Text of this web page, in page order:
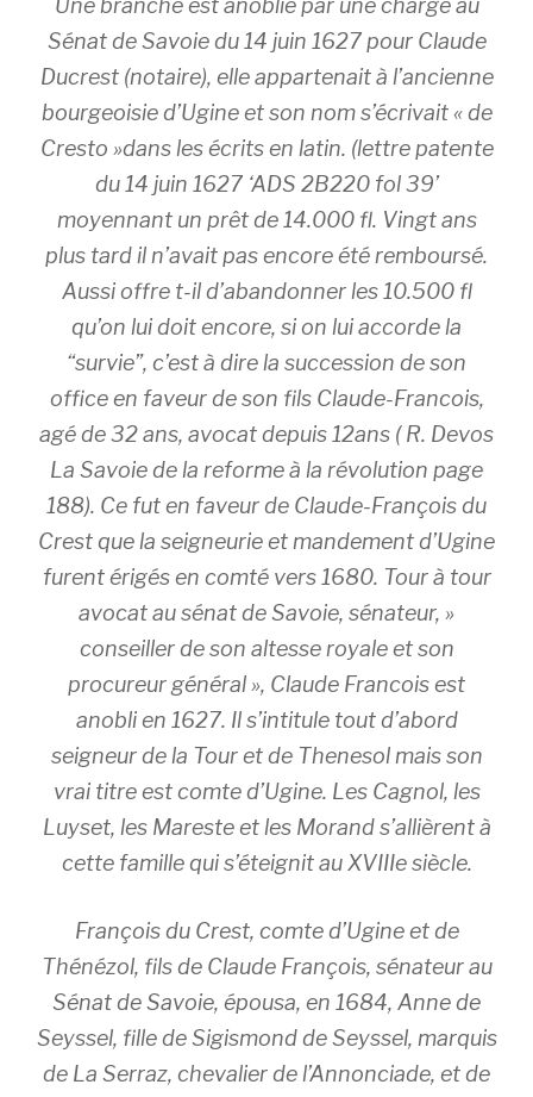
Une branche est anoblie par une charge au
Sénat de Savoie du 14 juin 1627 pour Claude
Ducrest (notaire), elle appartenait à l’ancienne
bourgeoisie d’Ugine et son nom s’écrivait « de
Cresto »dans les écrits en latin. (lettre patente
du 14 juin 1627 ‘ADS 2B220 fol 39’
moyennant un prêt de 14.000 fl. Vingt ans
plus tard il n’avait pas encore été remboursé.
Aussi offre t-il d’abandonner les 10.500 fl
qu’on lui doit encore, si on lui accorde la
“survie”, c’est à dire la succession de son
office en faveur de son fils Claude-Francois,
agé de 32 ans, avocat depuis 12ans ( R. Devos
La Savoie de la reforme à la révolution page
188). Ce fut en faveur de Claude-François du
Crest que la seigneurie et mandement d’Ugine
furent érigés en comté vers 1680. Tour à tour
avocat au sénat de Savoie, sénateur, »
conseiller de son altesse royale et son
procureur général », Claude Francois est
anobli en 1627. Il s’intitule tout d’abord
seigneur de la Tour et de Thenesol mais son
vrai titre est comte d’Ugine. Les Cagnol, les
Luyset, les Mareste et les Morand s’allièrent à
cette famille qui s’éteignit au XVIIIe siècle.
François du Crest, comte d’Ugine et de
Thénézol, fils de Claude François, sénateur au
Sénat de Savoie, épousa, en 1684, Anne de
Seyssel, fille de Sigismond de Seyssel, marquis
de La Serraz, chevalier de l’Annonciade, et de